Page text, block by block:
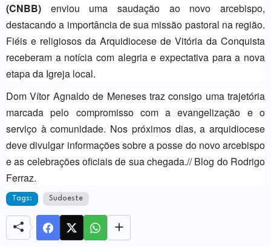
(CNBB) enviou uma saudação ao novo arcebispo,
destacando a importância de sua missão pastoral na região.
Fiéis e religiosos da Arquidiocese de Vitória da Conquista
receberam a notícia com alegria e expectativa para a nova
etapa da Igreja local.
Dom Vítor Agnaldo de Meneses traz consigo uma trajetória
marcada pelo compromisso com a evangelização e o
serviço à comunidade. Nos próximos dias, a arquidiocese
deve divulgar informações sobre a posse do novo arcebispo
e as celebrações oficiais de sua chegada.// Blog do Rodrigo
Ferraz.
Tags: Sudoeste